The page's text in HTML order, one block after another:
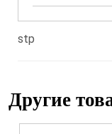
stp
Другие